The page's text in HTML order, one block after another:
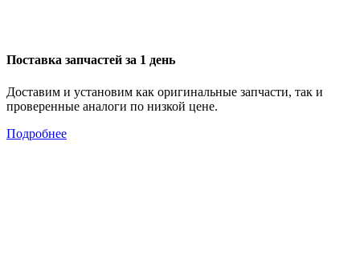
Поставка запчастей за 1 день
Доставим и установим как оригинальные запчасти, так и
проверенные аналоги по низкой цене.
Подробнее